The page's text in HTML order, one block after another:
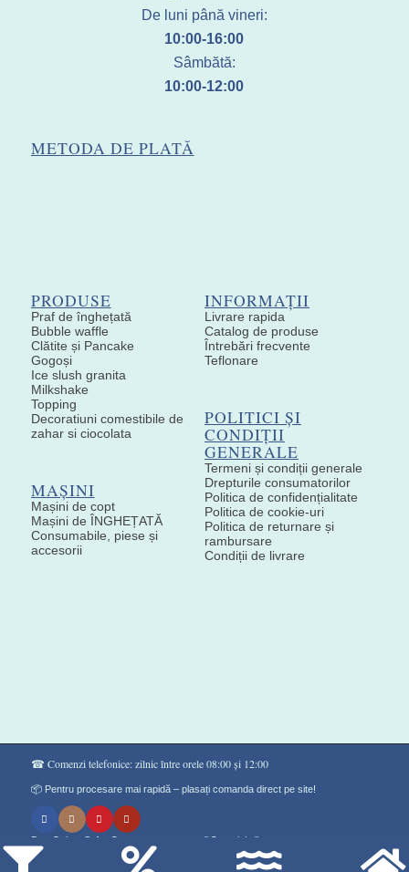
De luni până vineri:
10:00-16:00
Sâmbătă:
10:00-12:00
METODA DE PLATĂ
PRODUSE
Praf de înghețată
Bubble waffle
Clătite și Pancake
Gogoși
Ice slush granita
Milkshake
Topping
Decoratiuni comestibile de
zahar si ciocolata
MAȘINI
Mașini de copt
Mașini de ÎNGHEȚATĂ
Consumabile, piese și
accesorii
INFORMAȚII
Livrare rapida
Catalog de produse
Întrebări frecvente
Teflonare
POLITICI ȘI
CONDIȚII
GENERALE
Termeni și condiții generale
Drepturile consumatorilor
Politica de confidențialitate
Politica de cookie-uri
Politica de returnare și
rambursare
Condiții de livrare
☎ Comenzi telefonice: zilnic între orele 08:00 și 12:00
📦 Pentru procesare mai rapidă – plasați comanda direct pe site!
Don Gelato Soft - Сладоледи на прах ®Copyright©